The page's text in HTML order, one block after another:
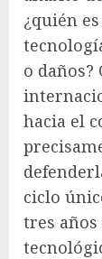
¿quién
o daños?
hacia el
ciclo
tres años